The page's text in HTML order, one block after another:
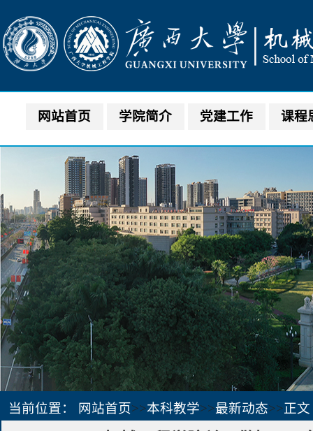
网站首页 学院简介 党建工作 课程
当前位置： 网站首页>>本科教学>>最新动态>>正文